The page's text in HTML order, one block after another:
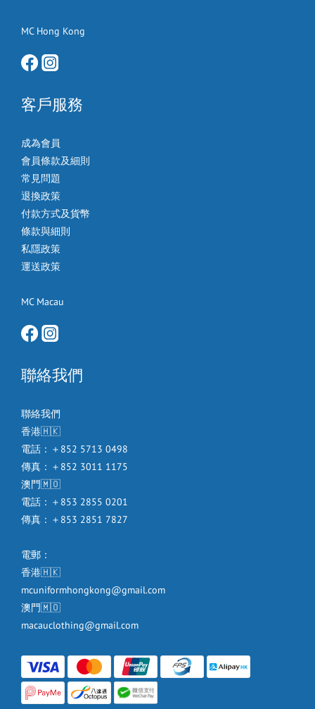
MC Hong Kong
客戶服務
成為會員
會員條款及細則
常見問題
退換政策
付款方式及貨幣
條款與細則
私隱政策
運送政策
MC Macau
聯絡我們
聯絡我們
香港🇭🇰
電話：＋852 5713 0498
傳真：＋852 3011 1175
澳門🇲🇴
電話：＋853 2855 0201
傳真：＋853 2851 7827
電郵：
香港🇭🇰
mcuniformhongkong@gmail.com
澳門🇲🇴
macauclothing@gmail.com